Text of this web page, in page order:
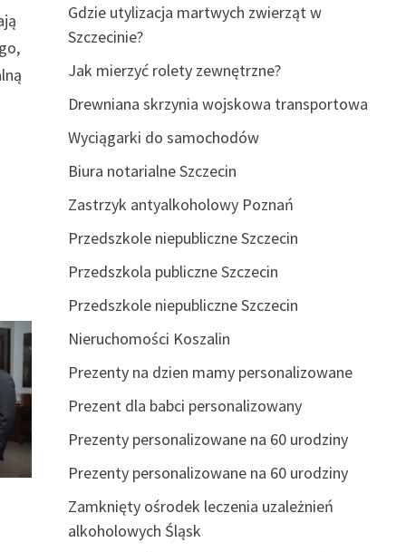
Gdzie utylizacja martwych zwierząt w
Szczecinie?
Jak mierzyć rolety zewnętrzne?
Drewniana skrzynia wojskowa transportowa
Wyciągarki do samochodów
Biura notarialne Szczecin
Zastrzyk antyalkoholowy Poznań
Przedszkole niepubliczne Szczecin
Przedszkola publiczne Szczecin
Przedszkole niepubliczne Szczecin
Nieruchomości Koszalin
Prezenty na dzien mamy personalizowane
Prezent dla babci personalizowany
Prezenty personalizowane na 60 urodziny
Prezenty personalizowane na 60 urodziny
Zamknięty ośrodek leczenia uzależnień
alkoholowych Śląsk